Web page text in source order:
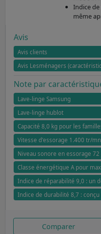
Indice
même
Avis
Avis clients
Avis Lesménagers
Note par
Lave-linge Samsung
Lave-linge hublot
Capacité 8,0 kg pour les
Vitesse d'essorage 1.400 tr/
Niveau sonore en essorage
Classe énergétique A pour
Indice de réparabilité 9,0 : un
Indice de durabilité 8,7 :
Comparer